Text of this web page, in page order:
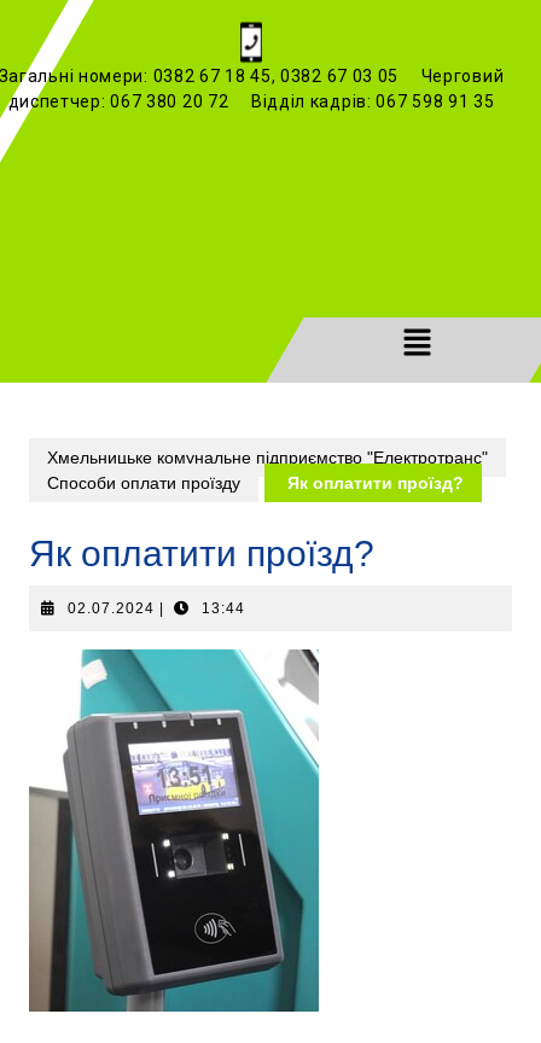
номери: 0382 67 18 45, 0382 67 03 05 Черговий
диспетчер: 067 380 20 72 Відділ кадрів: 067 598 91 35
Хмельницьке комунальне підприємство "Електротранс"
Способи оплати проїзду
Як оплатити проїзд?
Як оплатити проїзд?
02.07.2024 13:44